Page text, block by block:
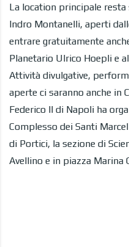
La location principale
Indro Montanelli, aperti
entrare gratuitamente
Planetario Ulrico Hoepli e
Attività divulgative,
aperte ci saranno anche in
Federico II di Napoli ha
Complesso dei Santi
di Portici, la sezione di
Avellino e in piazza Marina